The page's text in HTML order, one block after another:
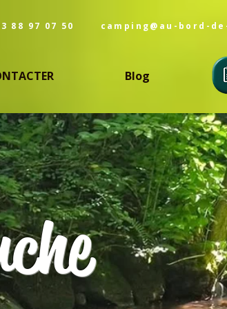
88 97 07 50 camping@au-bord-
Blog